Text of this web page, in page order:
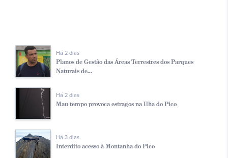
Há 2 dias
Planos de Gestão das Áreas Terrestres dos Parques
Naturais de...
Há 2 dias
Mau tempo provoca estragos na Ilha do Pico
Há 3 dias
Interdito acesso à Montanha do Pico